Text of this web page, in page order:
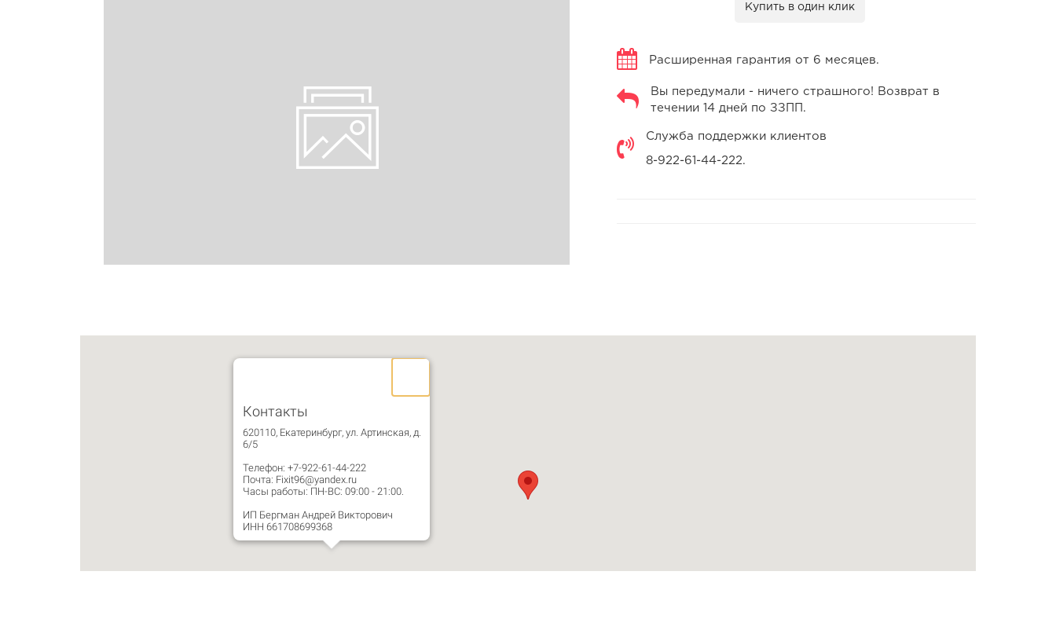
Купить в один клик
Расширенная гарантия от 6 месяцев.
Вы передумали - ничего страшного! Возврат в
течении 14 дней по ЗЗПП.
Служба поддержки клиентов
8-922-61-44-222.
Контакты
620110, Екатеринбург, ул. Артинская, д.
6/5
Телефон: +7-922-61-44-222
Почта: Fixit96@yandex.ru
Часы работы: ПН-ВС: 09:00 - 21:00.
ИП Бергман Андрей Викторович
ИНН 661708699368